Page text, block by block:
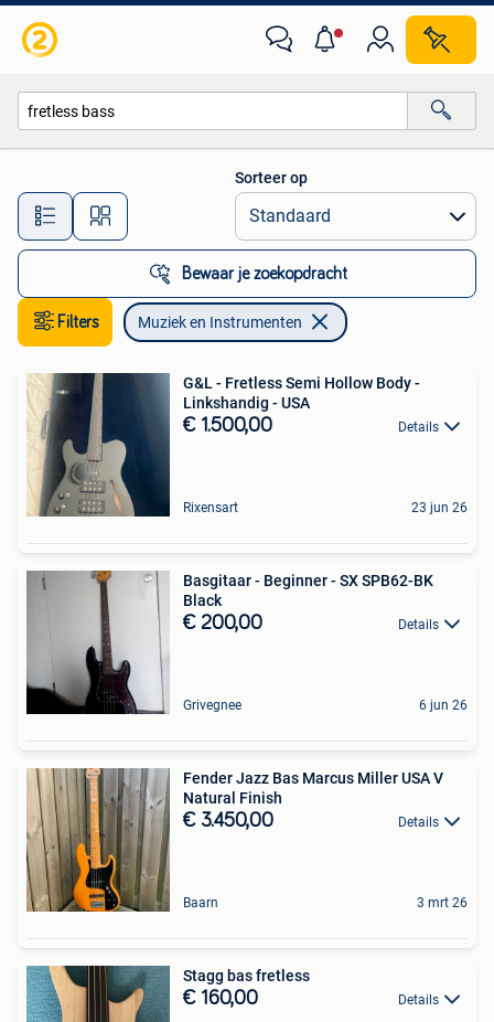
Alle afstanden…
Sorteer op
Bewaar je zoekopdracht
Filters Muziek en Instrumenten
G&L - Fretless Semi Hollow Body -
Linkshandig - USA
€ 1.500,00 Details
Rixensart 23 jun 26
Basgitaar - Beginner - SX SPB62-BK
Black
€ 200,00 Details
Grivegnee 6 jun 26
Fender Jazz Bas Marcus Miller USA V
Natural Finish
€ 3.450,00 Details
Baarn 3 mrt 26
Stagg bas fretless
€ 160,00 Details